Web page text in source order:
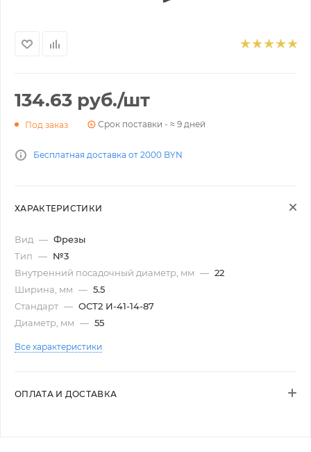
134.63 руб./шт
Под заказ Срок поставки - ≈ 9 дней
Бесплатная доставка от 2000 BYN
ХАРАКТЕРИСТИКИ
Вид — Фрезы
Тип — №3
Внутренний посадочный диаметр, мм — 22
Ширина, мм — 5.5
Стандарт — ОСТ2 И-41-14-87
Диаметр, мм — 55
Все характеристики
ОПЛАТА И ДОСТАВКА